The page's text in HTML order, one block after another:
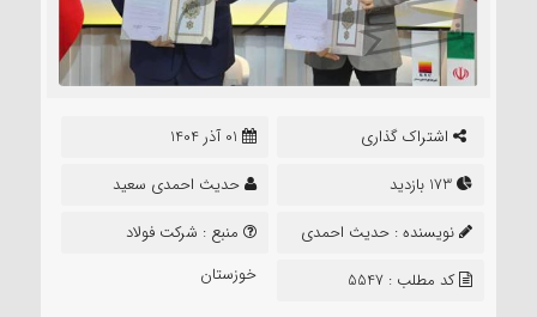
اشتراک گذاری
01 آذر 1404
حدیث احمدی سعید
نویسنده : حدیث احمدی
سعید
منبع : شرکت فولاد
خوزستان
کد مطلب : 5547